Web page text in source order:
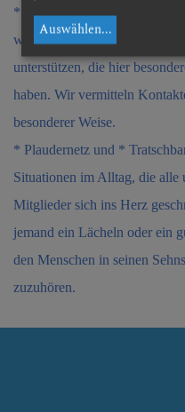
* Kompetenzstelle Trauer
wir vor Augen haben und
unterstützen, die hier
haben. Wir vermitteln
besonderer Weise.
* Plaudernetz und *
Situationen im Alltag, die
Mitglieder sich ins Herz
jemand ein Lächeln oder ein
den Menschen in seinen
zuzuhören.
Auswählen...